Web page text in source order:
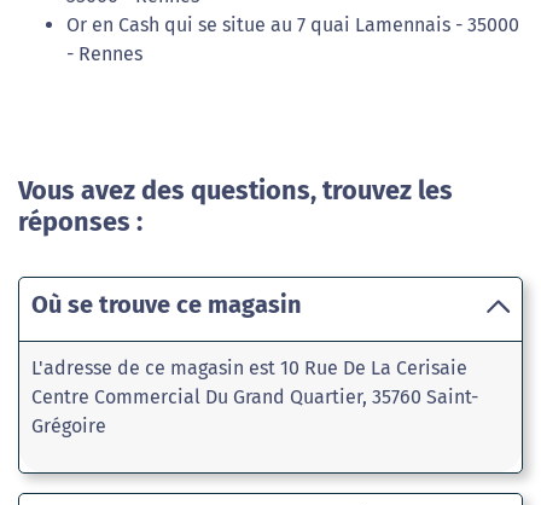
Or en Cash qui se situe au 7 quai Lamennais - 35000
- Rennes
Vous avez des questions, trouvez les
réponses :
Où se trouve ce magasin
L'adresse de ce magasin est 10 Rue De La Cerisaie
Centre Commercial Du Grand Quartier, 35760 Saint-
Grégoire